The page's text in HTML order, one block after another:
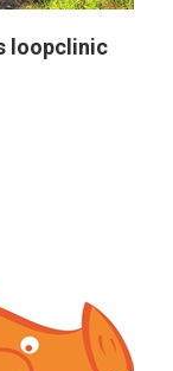
loopclinic